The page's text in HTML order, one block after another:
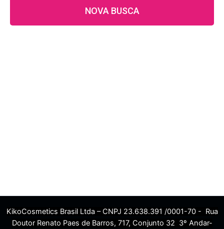
NOVA BUSCA
KikoCosmetics Brasil Ltda – CNPJ 23.638.391 /0001-70 - Rua
Doutor Renato Paes de Barros, 717, Conjunto 32 3º Andar-